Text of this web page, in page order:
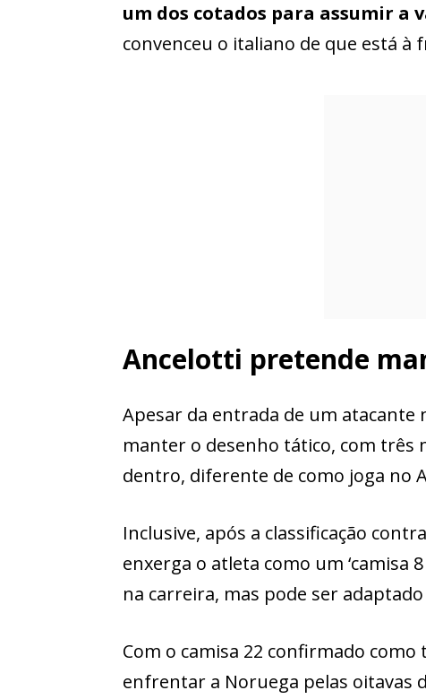
um dos cotados para assumir a
convenceu o italiano de que está
Ancelotti pretende
Apesar da entrada de um
manter o desenho tático, com
dentro, diferente de como joga no
Inclusive, após a classificação
enxerga o atleta como um ‘camisa
na carreira, mas pode ser adaptado
Com o camisa 22 confirmado
enfrentar a Noruega pelas oitavas